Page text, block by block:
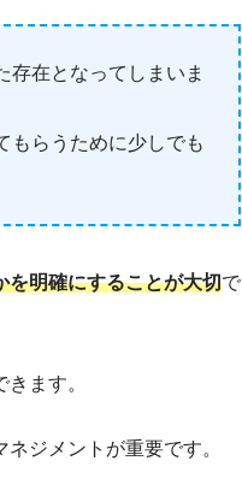
存在となってしまいま
もらうために少しでも
を明確にすることが大切で
ます。
ジメントが重要です。